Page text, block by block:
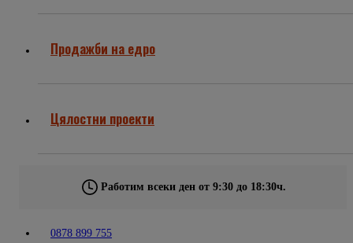
Продажби на едро
Цялостни проекти
Работим всеки ден от 9:30 до 18:30ч.
0878 899 755